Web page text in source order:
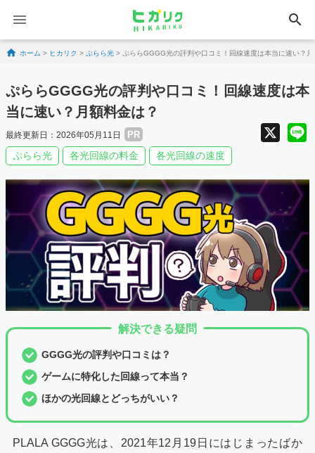
search
Skip to content
ホーム > ヒカリク > ぷらら光 > ぷららGGGG光の評判や口コミ！回線速度は本当に速い？
ぷららGGGG光の評判や口コミ！回線速度は本
当に速い？月額料金は？
最終更新日：2026年05月11日 PR X
ぷらら光 各光回線の料金 各光回線の速度
解決できる疑問
GGGG光の評判や口コミは？
ゲームに特化した回線って本当？
ほかの光回線とどっちがいい？
PLALA GGGG光は、2021年12月19日にはじまったばか